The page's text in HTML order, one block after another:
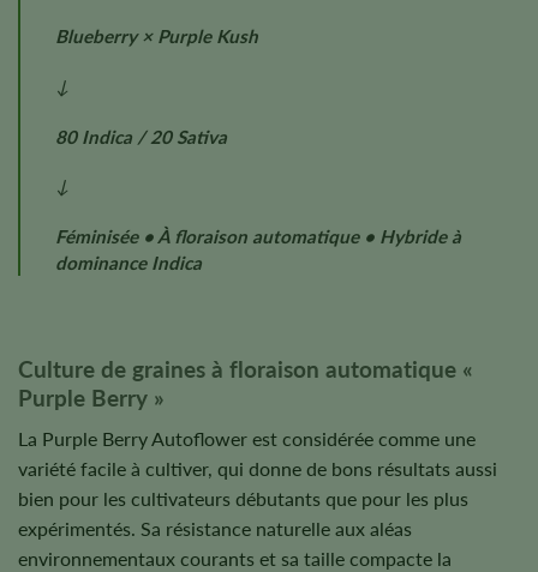
Blueberry × Purple Kush
↓
80 Indica / 20 Sativa
↓
Féminisée • À floraison automatique • Hybride à
dominance Indica
Culture de graines à floraison automatique «
Purple Berry »
La Purple Berry Autoflower est considérée comme une
variété facile à cultiver, qui donne de bons résultats aussi
bien pour les cultivateurs débutants que pour les plus
expérimentés. Sa résistance naturelle aux aléas
environnementaux courants et sa taille compacte la